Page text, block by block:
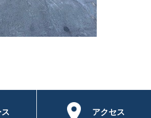
アクセス